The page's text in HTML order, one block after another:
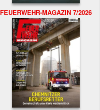
FEUERWEHR-MAGAZIN 7/2026